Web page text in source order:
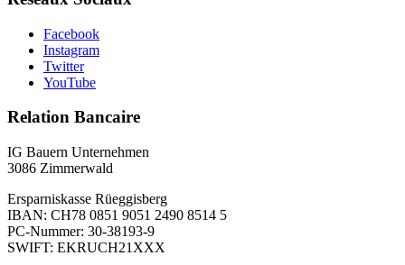
Facebook
Instagram
Twitter
YouTube
Relation Bancaire
IG Bauern Unternehmen
3086 Zimmerwald
Ersparniskasse Rüeggisberg
IBAN: CH78 0851 9051 2490 8514 5
PC-Nummer: 30-38193-9
SWIFT: EKRUCH21XXX